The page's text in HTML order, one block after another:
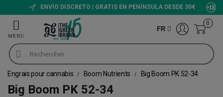
ENVÍO DISCRETO | GRATIS EN PENÍNSULA DESDE 30€
FR
0
Engrais pour cannabis Boom Nutrients Big Boom PK 52-34
Big Boom PK 52-34